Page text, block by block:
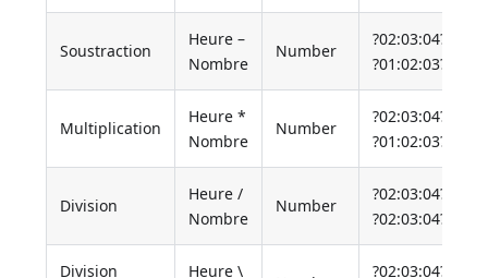
Soustraction
Heure –
Nombre
Number
?02:03:04?
?01:02:03?
Multiplication
Heure *
Nombre
Number
?02:03:04?
?01:02:03?
Division
Heure /
Nombre
Number
?02:03:04?
?02:03:04?
Division
Heure \
?02:03:04?